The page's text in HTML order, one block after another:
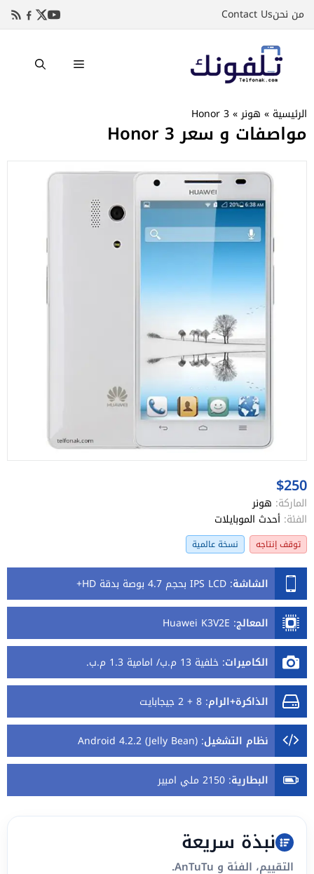
إلىمن نحنContact Us
القائمة
الرئيسية » هونر»
Honor 3
مواصفات و سعر Honor 3
$250
الماركة: هونر
الفئة: أحدث الموبايلات
توقف إنتاجه نسخة عالمية
الشاشة: IPS LCD بحجم 4.7 بوصة بدقة HD+
المعالج:
Huawei K3V2E
الكاميرات: خلفية 13 م.ب/ امامية 1.3 م.ب.
الذاكرة+الرام: 8 + 2 جيجابايت
نظام التشغيل:
Android 4.2.2 (Jelly Bean)
البطارية: 2150 ملي امبير
نبذة سريعة
التقييم، الفئة و AnTuTu.